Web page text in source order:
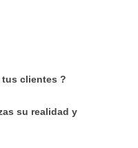
tus clientes ?
su realidad y